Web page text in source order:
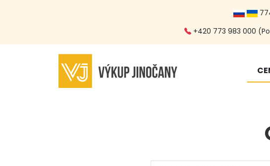
+420 773 983 000